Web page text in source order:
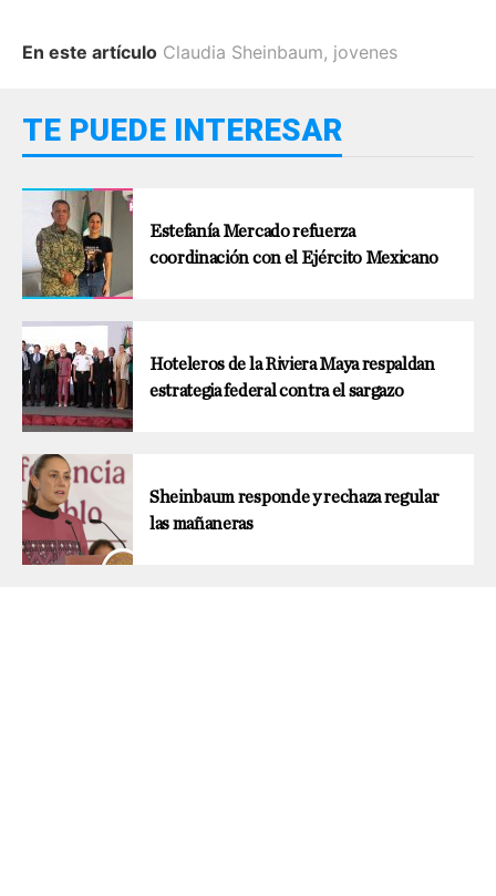
En este artículo Claudia Sheinbaum, jovenes
TE PUEDE INTERESAR
Estefanía Mercado refuerza
coordinación con el Ejército Mexicano
Hoteleros de la Riviera Maya respaldan
estrategia federal contra el sargazo
Sheinbaum responde y rechaza regular
las mañaneras